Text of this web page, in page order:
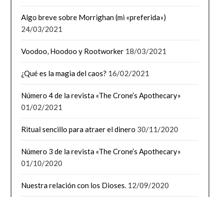
Algo breve sobre Morrighan (mi «preferida»)
24/03/2021
Voodoo, Hoodoo y Rootworker 18/03/2021
¿Qué es la magia del caos? 16/02/2021
Número 4 de la revista «The Crone’s Apothecary»
01/02/2021
Ritual sencillo para atraer el dinero 30/11/2020
Número 3 de la revista «The Crone’s Apothecary»
01/10/2020
Nuestra relación con los Dioses. 12/09/2020